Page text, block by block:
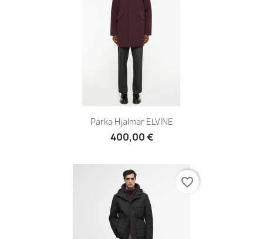
Parka Hjalmar ELVINE
400,00 €
favorite_border